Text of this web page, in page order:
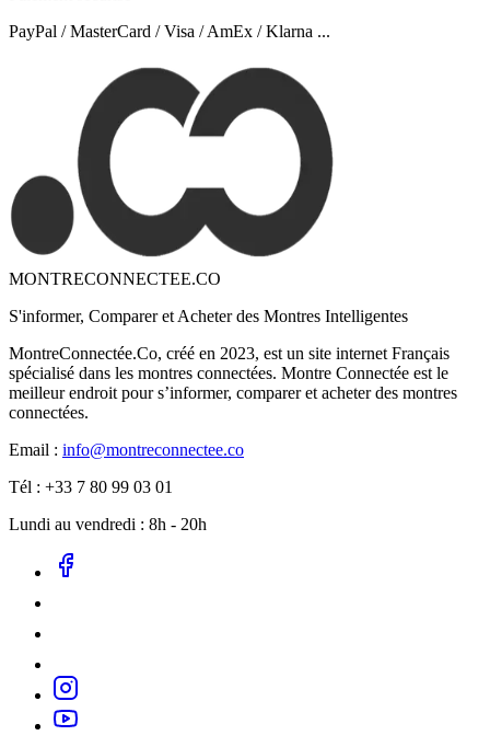
PayPal / MasterCard / Visa / AmEx / Klarna ...
MONTRECONNECTEE.CO
S'informer, Comparer et Acheter des Montres Intelligentes
MontreConnectée.Co, créé en 2023, est un site internet Français
spécialisé dans les montres connectées. Montre Connectée est le
meilleur endroit pour s’informer, comparer et acheter des montres
connectées.
Email : info@montreconnectee.co
Tél : +33 7 80 99 03 01
Lundi au vendredi : 8h - 20h